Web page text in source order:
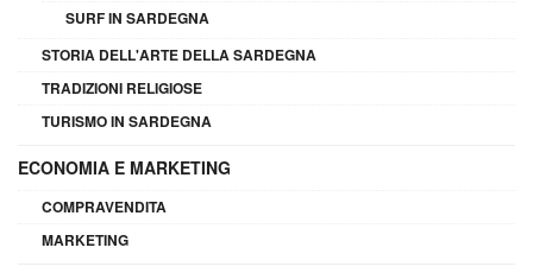
SURF IN SARDEGNA
STORIA DELL'ARTE DELLA SARDEGNA
TRADIZIONI RELIGIOSE
TURISMO IN SARDEGNA
ECONOMIA E MARKETING
COMPRAVENDITA
MARKETING